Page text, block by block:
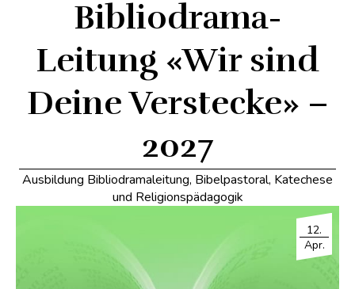
Bibliodrama-
Leitung «Wir sind
Deine Verstecke» –
2027
Ausbildung Bibliodramaleitung, Bibelpastoral, Katechese
und Religionspädagogik
12.
Apr.